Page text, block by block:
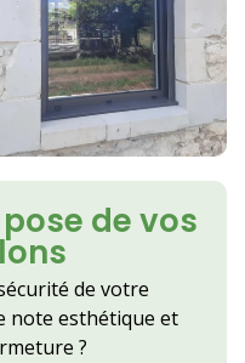
de vos
de votre
note esthétique et
?